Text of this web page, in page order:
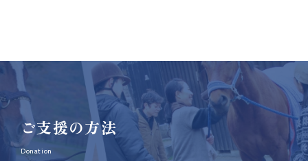
ご支援の方法
Donation